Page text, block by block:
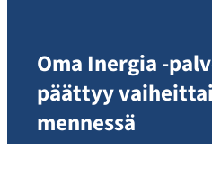
Oma Inergia -
päättyy
mennessä